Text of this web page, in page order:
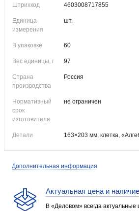
Штрихкод 4603008717855
Единица
измерения
шт.
В упаковке 60
Вес единицы, г 97
Страна
производства
Россия
Нормативный
срок
изготовителя
не ограничен
Детали 163×203 мм, клетка,
Дополнительная информация
Актуальная цена и наличие
В «Деловом» всегда